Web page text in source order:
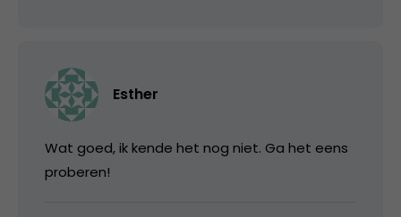
Esther
Wat goed, ik kende het nog niet. Ga het eens
proberen!